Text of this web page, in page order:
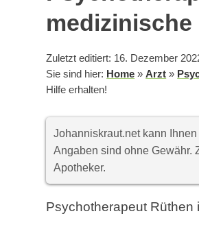
medizinische
Zuletzt editiert: 16. Dezember
Sie sind hier: Home »Arzt »
Hilfe erhalten!
Johanniskraut.net kann
Angaben sind ohne Gewähr.
Apotheker.
Psychotherapeut Rüthen